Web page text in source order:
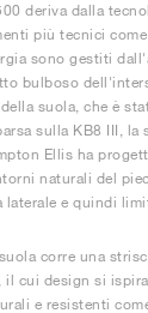
deriva dalla
più tecnici
sono gestiti
bulboso
suola, che è
sulla KB8 III, la
Ellis ha
naturali del
e quindi
corre una
il cui design si
e resistenti